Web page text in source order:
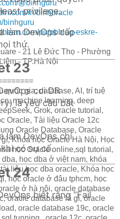
privilege.
làm DevOps cấp
thứ.
23
coi DR
là yêu cầu bắt
làm DevOps chỉ
có sự cố.
24
biết rằng “Fail
@binhguru
in/binhoracle
binhguru
pu/pbblog-eskre-
- 21 Lê Đức Thọ - Phường
- TP.Hà Nội
gia, database, AI, trí tuệ
machine learning, deep
Grok, oracle tutorial,
Oracle, Tài liệu Oracle 12c
Oracle Database, Oracle
Khóa học Oracle Hà Nội, Học
học Oracle online,sql tutorial,
học dba ở việt nam, khóa
liệu học dba oracle, Khóa học
học oracle ở đâu tphcm, học
ở hà nội, oracle database
oracle database là gì, oracle
oracle database 19c, oracle